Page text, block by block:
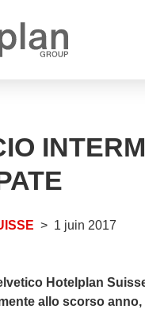
Rapports annuels
Perspectives de carrière
Postes vacants
Apprentissages vacants
1 juin 2017
Hotelplan
allo scorso